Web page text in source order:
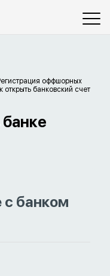
оффшорных
банковский счет
банке
с банком